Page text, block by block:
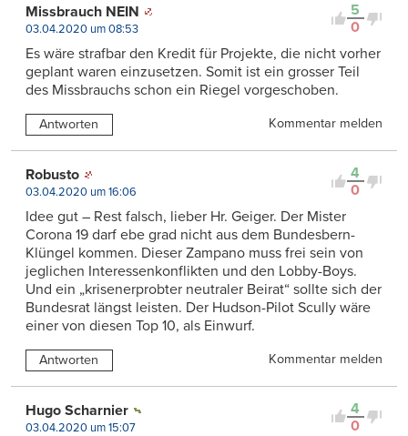
5
0
Missbrauch NEIN
03.04.2020 um 08:53
Es wäre strafbar den Kredit für Projekte, die nicht vorher
geplant waren einzusetzen. Somit ist ein grosser Teil
des Missbrauchs schon ein Riegel vorgeschoben.
Antworten Kommentar melden
4
0
Robusto
03.04.2020 um 16:06
Idee gut – Rest falsch, lieber Hr. Geiger. Der Mister
Corona 19 darf ebe grad nicht aus dem Bundesbern-
Klüngel kommen. Dieser Zampano muss frei sein von
jeglichen Interessenkonflikten und den Lobby-Boys.
Und ein „krisenerprobter neutraler Beirat“ sollte sich der
Bundesrat längst leisten. Der Hudson-Pilot Scully wäre
einer von diesen Top 10, als Einwurf.
Antworten Kommentar melden
4
0
Hugo Scharnier
03.04.2020 um 15:07